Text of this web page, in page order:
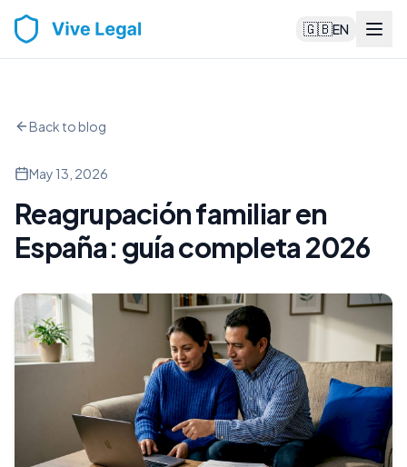
🇬🇧EN
Back to blog
May 13, 2026
Reagrupación familiar en
España: guía completa 2026